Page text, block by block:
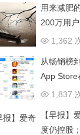
用来减肥
200万用
1,362
从畅销榜
App Store
1,837
【早报】
度仍控股